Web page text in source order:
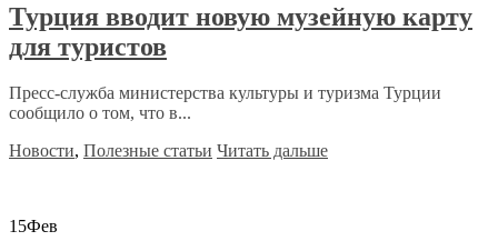
Турция вводит новую музейную карту
для туристов
Пресс-служба министерства культуры и туризма Турции
сообщило о том, что в...
Новости, Полезные статьи Читать дальше
15Фев